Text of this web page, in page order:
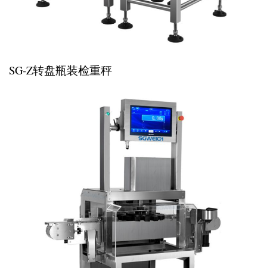
SG-Z转盘瓶装检重秤